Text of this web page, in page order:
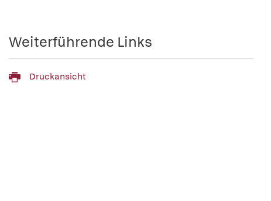
Weiterführende Links
Druckansicht